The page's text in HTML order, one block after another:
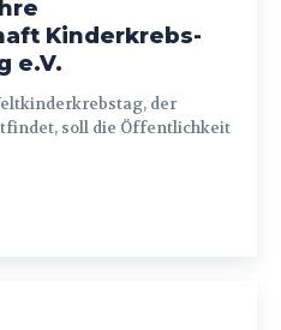
Kinderkrebs-
e.V.
soll die Öffentlichkeit